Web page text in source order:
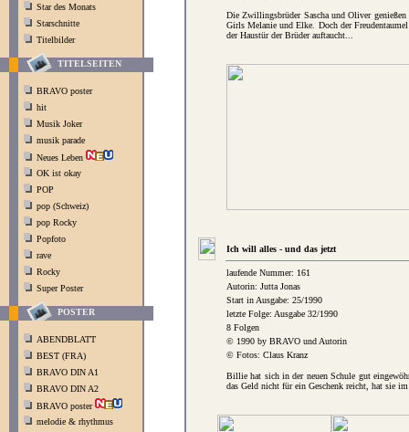
Star des Monats
Starschnitte
Titelbilder
TITELSEITEN
BRAVO poster
hit
Musik Joker
musik parade
Neues Leben
OK ist okay
POP
pop (Schweiz)
pop Rocky
Popfoto
rave
Rocky
Super Poster
POSTER
ABENDBLATT
BEST (FRA)
BRAVO DIN A1
BRAVO DIN A2
BRAVO poster
melodie & rhythmus
Die Zwillingsbrüder Sascha und Oliver
Girls Melanie und Elke. Doch der
der Haustür der Brüder auftaucht...
Ich will alles - und das jetzt
laufende Nummer: 161
Autorin: Jutta Jonas
Start in Ausgabe: 25/1990
letzte Folge: Ausgabe 32/1990
8 Folgen
© 1990 by BRAVO und Autorin
© Fotos: Claus Kranz
Billie hat sich in der neuen Schule gut
das Geld nicht für ein Geschenk reicht, hat sie